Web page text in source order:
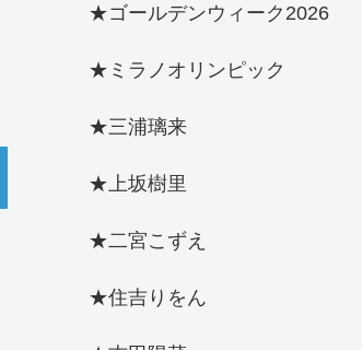
★ゴールデンウィーク2026
★ミラノオリンピック
★三浦璃来
★上坂樹里
★二宮こずえ
★住吉りをん